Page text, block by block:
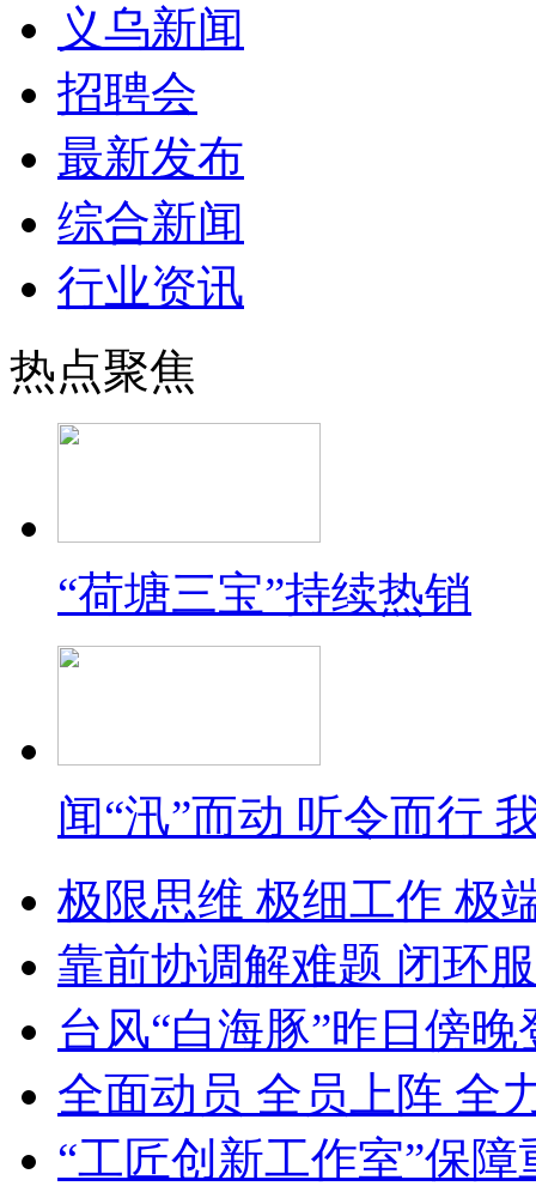
义乌新闻
招聘会
最新发布
综合新闻
行业资讯
热点聚焦
“荷塘三宝”持续热销
闻“汛”而动 听令而行
极限思维 极细工作 极
靠前协调解难题 闭环
台风“白海豚”昨日傍
全面动员 全员上阵 全
“工匠创新工作室”保